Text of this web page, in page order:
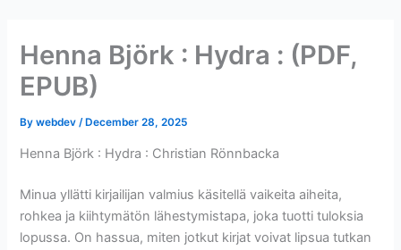
contentHenna Björk : Hydra : (PDF,
EPUB)
Bywebdev /December 28, 2025
Henna Björk : Hydra : Christian Rönnbacka
Minua yllätti kirjailijan valmius käsitellä vaikeita aiheita,
rohkea ja kiihtymätön lähestymistapa, joka tuotti tuloksia
lopussa. On hassua, miten jotkut kirjat voivat lipsua tutkan